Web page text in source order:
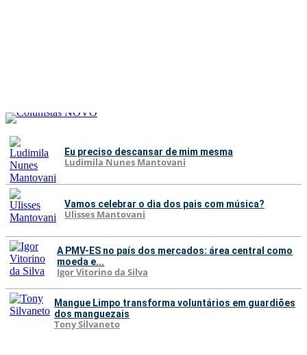
Eu preciso descansar de mim mesma
Ludimila Nunes Mantovani
Vamos celebrar o dia dos pais com música?
Ulisses Mantovani
A PMV-ES no país dos mercados: área central como
moeda e...
Igor Vitorino da Silva
Mangue Limpo transforma voluntários em guardiões
dos manguezais
Tony Silvaneto